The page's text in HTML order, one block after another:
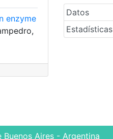
Datos
Estadísticas
enzyme
Aires - Argentina